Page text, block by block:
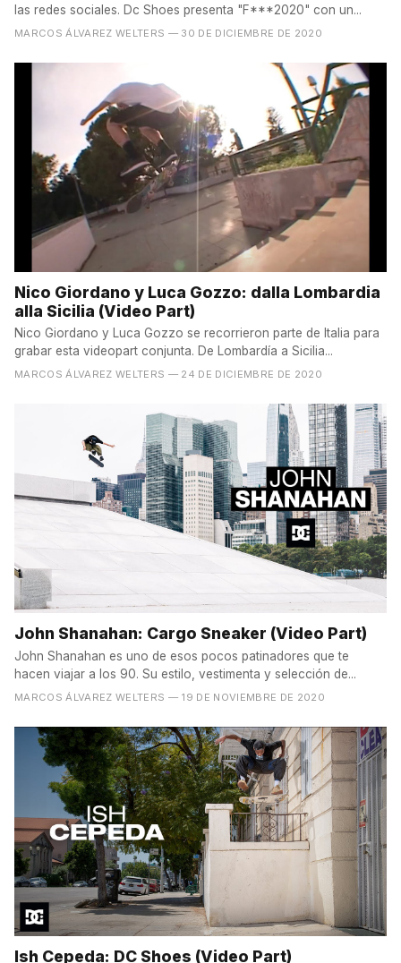
las redes sociales. Dc Shoes presenta "F***2020" con un...
MARCOS ÁLVAREZ WELTERS — 30 DE DICIEMBRE DE 2020
Nico Giordano y Luca Gozzo: dalla Lombardia
alla Sicilia (Video Part)
Nico Giordano y Luca Gozzo se recorrieron parte de Italia para
grabar esta videopart conjunta. De Lombardía a Sicilia...
MARCOS ÁLVAREZ WELTERS — 24 DE DICIEMBRE DE 2020
John Shanahan: Cargo Sneaker (Video Part)
John Shanahan es uno de esos pocos patinadores que te
hacen viajar a los 90. Su estilo, vestimenta y selección de...
MARCOS ÁLVAREZ WELTERS — 19 DE NOVIEMBRE DE 2020
Ish Cepeda: DC Shoes (Video Part)